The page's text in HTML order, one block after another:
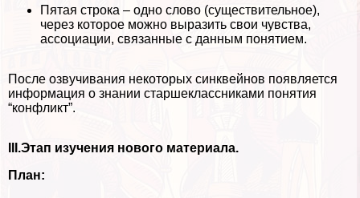
Пятая строка – одно слово (существительное),
через которое можно выразить свои чувства,
ассоциации, связанные с данным понятием.
После озвучивания некоторых синквейнов появляется
информация о знании старшеклассниками понятия
“конфликт”.
III.Этап изучения нового материала.
План: